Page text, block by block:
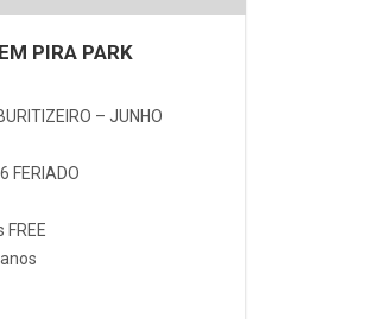
PIRA PARK
– JUNHO
FERIADO